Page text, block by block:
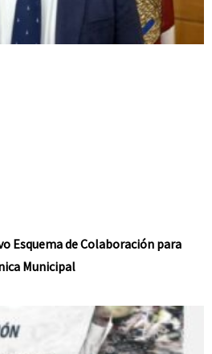
Esquema de Colaboración para
Municipal